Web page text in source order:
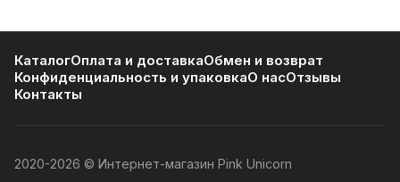
КаталогОплата и доставкаОбмен и возврат
Конфиденциальность и упаковкаО насОтзывы
Контакты
2020-2026 © Интернет-магазин Pink Unicorn